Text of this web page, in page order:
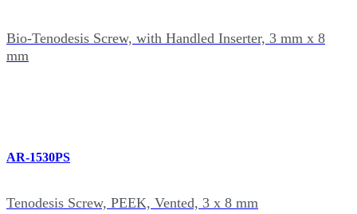
Bio-Tenodesis Screw, with Handled Inserter, 3 mm x 8
mm
AR-1530PS
Tenodesis Screw, PEEK, Vented, 3 x 8 mm